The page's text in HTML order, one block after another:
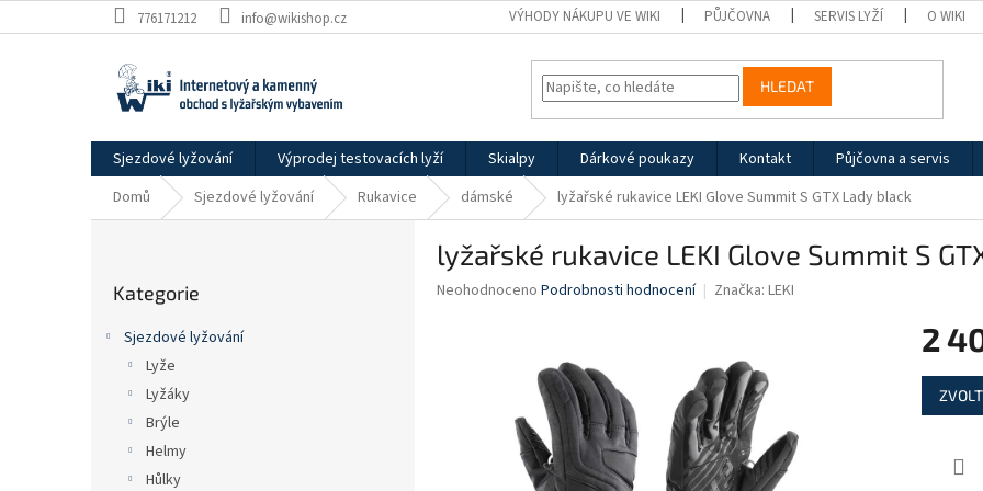
na
776171212 info@wikishop.cz VÝHODY NÁKUPU VE WIKI PŮJČOVNA SERVIS LYŽÍ O WIKI
HLEDAT
Sjezdové lyžování Výprodej testovacích lyží Skialpy Dárkové poukazy Kontakt Půjčovna a servis
Domů
Sjezdové lyžování Rukavice dámské lyžařské rukavice LEKI Glove Summit S GTX Lady black
kategorie
Kategorie
Sjezdové lyžování
Lyže
Lyžáky
Brýle
Helmy
Hůlky
lyžařské rukavice LEKI Glove Summit S
Průměrné
Neohodnoceno Podrobnosti hodnocení Značka: LEKI
2
Měrná
cena: